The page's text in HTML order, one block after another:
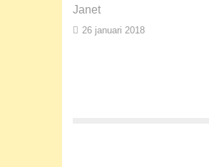
Janet
26 januari 2018